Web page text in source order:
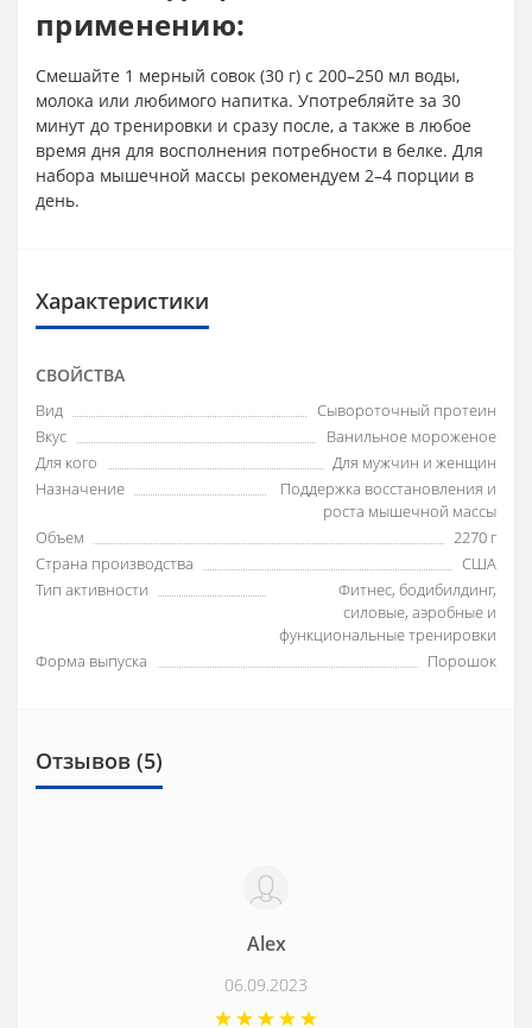
применению:
Смешайте 1 мерный совок (30 г) с 200–250 мл воды,
молока или любимого напитка. Употребляйте за 30
минут до тренировки и сразу после, а также в любое
время дня для восполнения потребности в белке. Для
набора мышечной массы рекомендуем 2–4 порции в
день.
Характеристики
СВОЙСТВА
Вид
Сывороточный протеин
Вкус
Ванильное мороженое
Для кого
Для мужчин и женщин
Назначение
Поддержка восстановления и
роста мышечной массы
Объем
2270 г
Страна производства
США
Тип активности
Фитнес, бодибилдинг,
силовые, аэробные и
функциональные тренировки
Форма выпуска
Порошок
Отзывов (5)
Alex
06.09.2023